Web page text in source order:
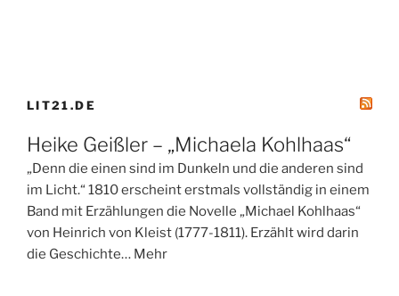
LIT21.DE
Heike Geißler – „Michaela Kohlhaas“
„Denn die einen sind im Dunkeln und die anderen sind
im Licht.“ 1810 erscheint erstmals vollständig in einem
Band mit Erzählungen die Novelle „Michael Kohlhaas“
von Heinrich von Kleist (1777-1811). Erzählt wird darin
die Geschichte… Mehr